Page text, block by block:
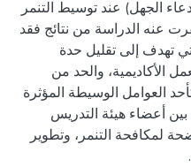
الجهل) عند توسيط التنمر
عنه الدراسة من نتائج فقد
تهدف إلى تقليل حدة
الأكاديمية، والحد من
العوامل الوسيطة المؤثرة
أعضاء هيئة التدريس
لمكافحة التنمر، وتطوير